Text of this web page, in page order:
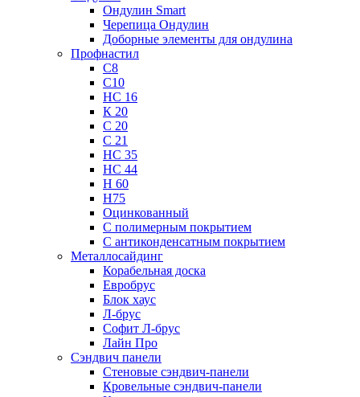
Ондулин Smart
Черепица Ондулин
Доборные элементы для ондулина
Профнастил
С8
С10
НС 16
К 20
С 20
С 21
НС 35
НС 44
Н 60
Н75
Оцинкованный
С полимерным покрытием
С антиконденсатным покрытием
Металлосайдинг
Корабельная доска
Евробрус
Блок хаус
Л-брус
Софит Л-брус
Лайн Про
Сэндвич панели
Стеновые сэндвич-панели
Кровельные сэндвич-панели